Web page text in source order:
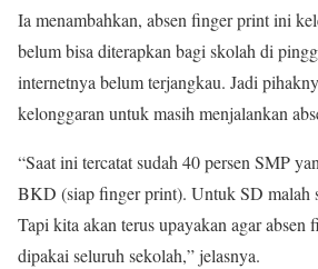
Ia menambahkan, absen finger print ini
belum bisa diterapkan bagi skolah di
internetnya belum terjangkau. Jadi
kelonggaran untuk masih menjalankan
“Saat ini tercatat sudah 40 persen SMP
BKD (siap finger print). Untuk SD malah
Tapi kita akan terus upayakan agar absen
dipakai seluruh sekolah,” jelasnya.